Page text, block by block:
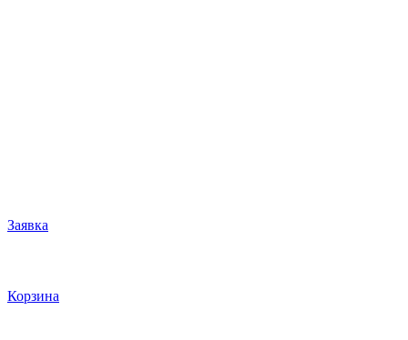
Заявка
Корзина